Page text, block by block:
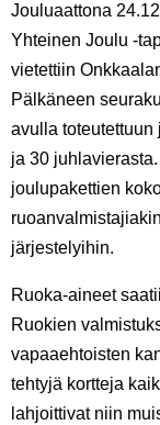
Jouluaattona
Yhteinen Joulu -
vietettiin
Pälkäneen
avulla
ja 30
joulupakettien
järjestelyihin.
Ruoka-aineet
Ruokien
vapaaehtoisten
tehtyjä kortteja
lahjoittivat niin